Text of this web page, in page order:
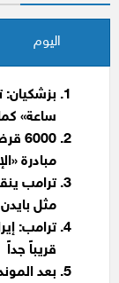
اليوم
ساعة»
مبادرة
ترامب
مثل بايدن
ترامب:
قريباً جداً
بعد